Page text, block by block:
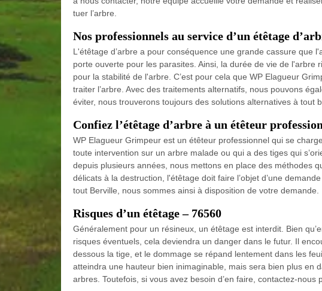
tuer l’arbre.
Nos professionnels au service d’un étêtage
L'étêtage d’arbre a pour conséquence une grande cassure que
porte ouverte pour les parasites. Ainsi, la durée de vie de l'arbre
pour la stabilité de l'arbre. C’est pour cela que WP Elagueur
traiter l’arbre. Avec des traitements alternatifs, nous pouvons
éviter, nous trouverons toujours des solutions alternatives à tout
Confiez l’étêtage d’arbre à un étêteur
WP Elagueur Grimpeur est un étêteur professionnel qui se
toute intervention sur un arbre malade ou qui a des tiges qui
depuis plusieurs années, nous mettons en place des méthodes
délicats à la destruction, l'étêtage doit faire l’objet d’une
tout Berville, nous sommes ainsi à disposition de votre demande.
Risques d’un étêtage – 76560
Généralement pour un résineux, un étêtage est interdit. Bien
risques éventuels, cela deviendra un danger dans le futur. Il
dessous la tige, et le dommage se répand lentement dans les
atteindra une hauteur bien inimaginable, mais sera bien plus en
arbres. Toutefois, si vous avez besoin d’en faire, contactez-nous